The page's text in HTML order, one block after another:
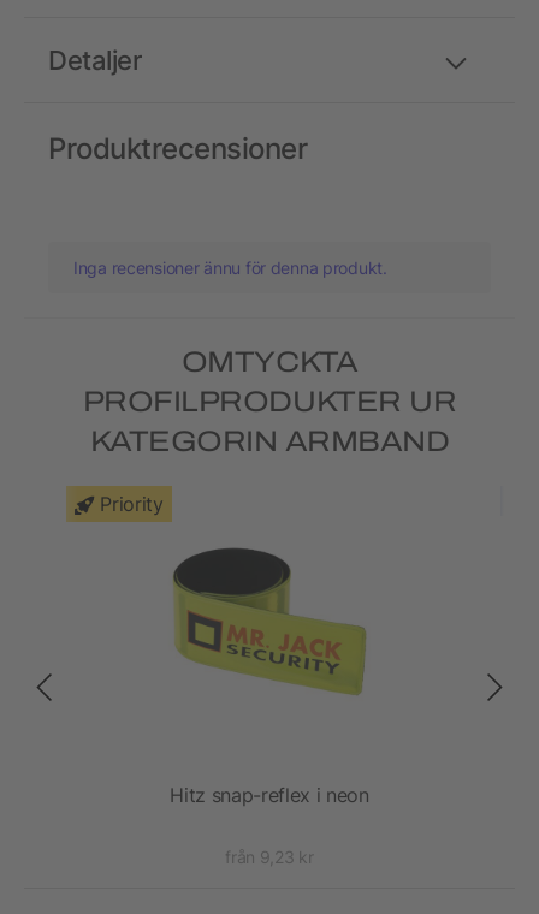
Detaljer
Produktrecensioner
Inga recensioner ännu för denna produkt.
OMTYCKTA
PROFILPRODUKTER UR
KATEGORIN ARMBAND
Priority
Hitz snap-reflex i neon
från 9,23 kr